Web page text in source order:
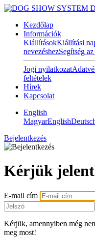
Kezdőlap
Információk
KiállításokKiállítási
nevezéshezSegítség
Jogi nyilatkozat
feltételek
Hírek
Kapcsolat
English
MagyarEnglish
Bejelentkezés
Kérjük
E-mail cím
Kérjük, amennyiben még
meg most!